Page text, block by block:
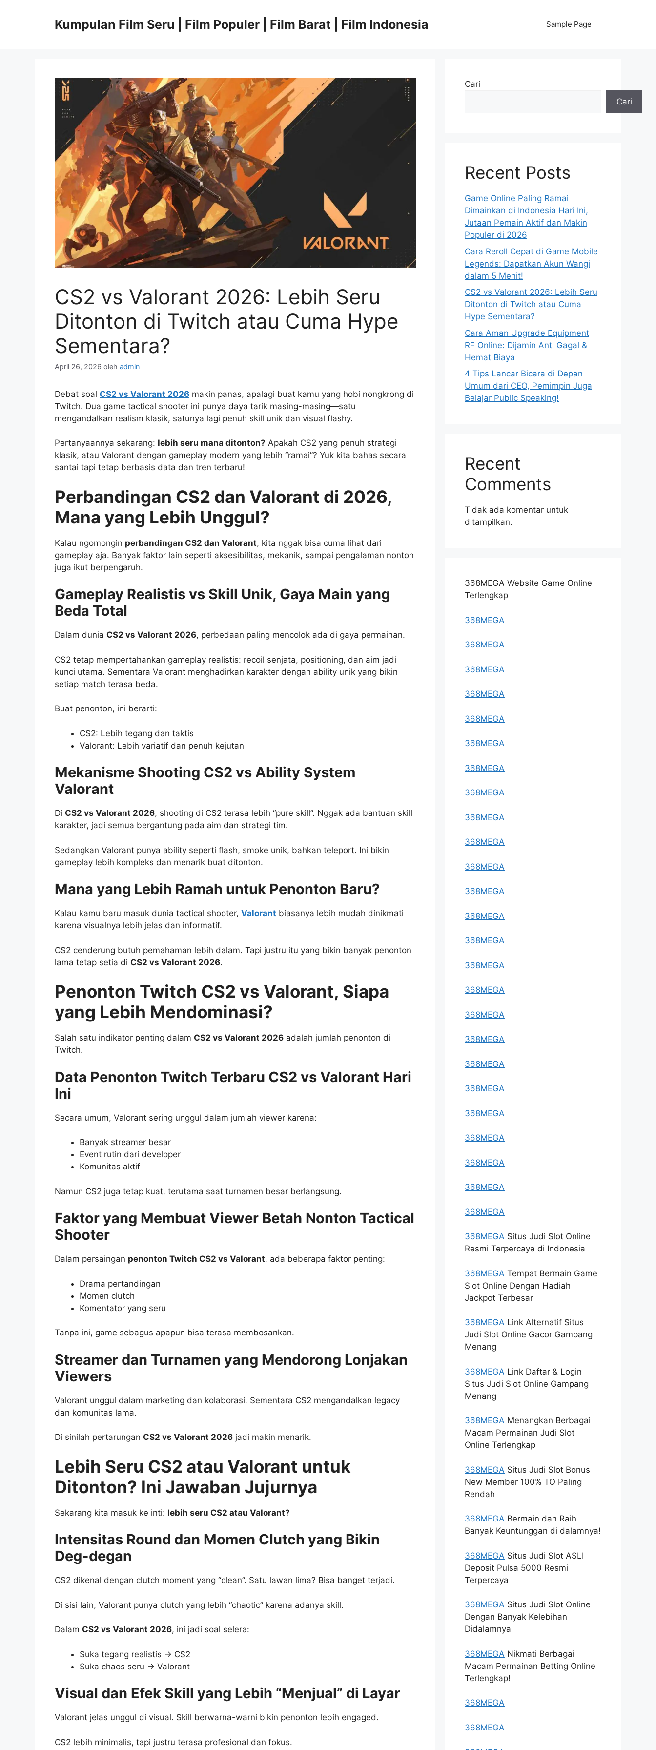
Kumpulan Film Seru | Film Populer | Film Barat | Film Indonesia Sample Page
CS2 vs Valorant 2026: Lebih Seru
Ditonton di Twitch atau Cuma Hype
Sementara?
April 26, 2026 oleh admin
Debat soal CS2 vs Valorant 2026 makin panas, apalagi buat kamu yang hobi nongkrong di
Twitch. Dua game tactical shooter ini punya daya tarik masing-masing—satu
mengandalkan realism klasik, satunya lagi penuh skill unik dan visual flashy.
Pertanyaannya sekarang: lebih seru mana ditonton? Apakah CS2 yang penuh strategi
klasik, atau Valorant dengan gameplay modern yang lebih “ramai”? Yuk kita bahas secara
santai tapi tetap berbasis data dan tren terbaru!
Perbandingan CS2 dan Valorant di 2026,
Mana yang Lebih Unggul?
Kalau ngomongin perbandingan CS2 dan Valorant, kita nggak bisa cuma lihat dari
gameplay aja. Banyak faktor lain seperti aksesibilitas, mekanik, sampai pengalaman nonton
juga ikut berpengaruh.
Gameplay Realistis vs Skill Unik, Gaya Main yang
Beda Total
Dalam dunia CS2 vs Valorant 2026, perbedaan paling mencolok ada di gaya permainan.
CS2 tetap mempertahankan gameplay realistis: recoil senjata, positioning, dan aim jadi
kunci utama. Sementara Valorant menghadirkan karakter dengan ability unik yang bikin
setiap match terasa beda.
Buat penonton, ini berarti:
CS2: Lebih tegang dan taktis
Valorant: Lebih variatif dan penuh kejutan
Mekanisme Shooting CS2 vs Ability System
Valorant
Di CS2 vs Valorant 2026, shooting di CS2 terasa lebih “pure skill”. Nggak ada bantuan skill
karakter, jadi semua bergantung pada aim dan strategi tim.
Sedangkan Valorant punya ability seperti flash, smoke unik, bahkan teleport. Ini bikin
gameplay lebih kompleks dan menarik buat ditonton.
Mana yang Lebih Ramah untuk Penonton Baru?
Kalau kamu baru masuk dunia tactical shooter, Valorant biasanya lebih mudah dinikmati
karena visualnya lebih jelas dan informatif.
CS2 cenderung butuh pemahaman lebih dalam. Tapi justru itu yang bikin banyak penonton
lama tetap setia di CS2 vs Valorant 2026.
Penonton Twitch CS2 vs Valorant, Siapa
yang Lebih Mendominasi?
Salah satu indikator penting dalam CS2 vs Valorant 2026 adalah jumlah penonton di
Twitch.
Data Penonton Twitch Terbaru CS2 vs Valorant Hari
Ini
Secara umum, Valorant sering unggul dalam jumlah viewer karena:
Banyak streamer besar
Event rutin dari developer
Komunitas aktif
Namun CS2 juga tetap kuat, terutama saat turnamen besar berlangsung.
Faktor yang Membuat Viewer Betah Nonton Tactical
Shooter
Dalam persaingan penonton Twitch CS2 vs Valorant, ada beberapa faktor penting:
Drama pertandingan
Momen clutch
Komentator yang seru
Tanpa ini, game sebagus apapun bisa terasa membosankan.
Streamer dan Turnamen yang Mendorong Lonjakan
Viewers
Valorant unggul dalam marketing dan kolaborasi. Sementara CS2 mengandalkan legacy
dan komunitas lama.
Di sinilah pertarungan CS2 vs Valorant 2026 jadi makin menarik.
Lebih Seru CS2 atau Valorant untuk
Ditonton? Ini Jawaban Jujurnya
Sekarang kita masuk ke inti: lebih seru CS2 atau Valorant?
Intensitas Round dan Momen Clutch yang Bikin
Deg-degan
CS2 dikenal dengan clutch moment yang “clean”. Satu lawan lima? Bisa banget terjadi.
Di sisi lain, Valorant punya clutch yang lebih “chaotic” karena adanya skill.
Dalam CS2 vs Valorant 2026, ini jadi soal selera:
Suka tegang realistis → CS2
Suka chaos seru → Valorant
Visual dan Efek Skill yang Lebih “Menjual” di Layar
Valorant jelas unggul di visual. Skill berwarna-warni bikin penonton lebih engaged.
CS2 lebih minimalis, tapi justru terasa profesional dan fokus.
Cari
Cari
Recent Posts
Game Online Paling Ramai
Dimainkan di Indonesia Hari Ini,
Jutaan Pemain Aktif dan Makin
Populer di 2026
Cara Reroll Cepat di Game Mobile
Legends: Dapatkan Akun Wangi
dalam 5 Menit!
CS2 vs Valorant 2026: Lebih Seru
Ditonton di Twitch atau Cuma
Hype Sementara?
Cara Aman Upgrade Equipment
RF Online: Dijamin Anti Gagal &
Hemat Biaya
4 Tips Lancar Bicara di Depan
Umum dari CEO, Pemimpin Juga
Belajar Public Speaking!
Recent
Comments
Tidak ada komentar untuk
ditampilkan.
368MEGA Website Game Online
Terlengkap
368MEGA
368MEGA
368MEGA
368MEGA
368MEGA
368MEGA
368MEGA
368MEGA
368MEGA
368MEGA
368MEGA
368MEGA
368MEGA
368MEGA
368MEGA
368MEGA
368MEGA
368MEGA
368MEGA
368MEGA
368MEGA
368MEGA
368MEGA
368MEGA
368MEGA
368MEGA Situs Judi Slot Online
Resmi Terpercaya di Indonesia
368MEGA Tempat Bermain Game
Slot Online Dengan Hadiah
Jackpot Terbesar
368MEGA Link Alternatif Situs
Judi Slot Online Gacor Gampang
Menang
368MEGA Link Daftar & Login
Situs Judi Slot Online Gampang
Menang
368MEGA Menangkan Berbagai
Macam Permainan Judi Slot
Online Terlengkap
368MEGA Situs Judi Slot Bonus
New Member 100% TO Paling
Rendah
368MEGA Bermain dan Raih
Banyak Keuntunggan di dalamnya!
368MEGA Situs Judi Slot ASLI
Deposit Pulsa 5000 Resmi
Terpercaya
368MEGA Situs Judi Slot Online
Dengan Banyak Kelebihan
Didalamnya
368MEGA Nikmati Berbagai
Macam Permainan Betting Online
Terlengkap!
368MEGA
368MEGA